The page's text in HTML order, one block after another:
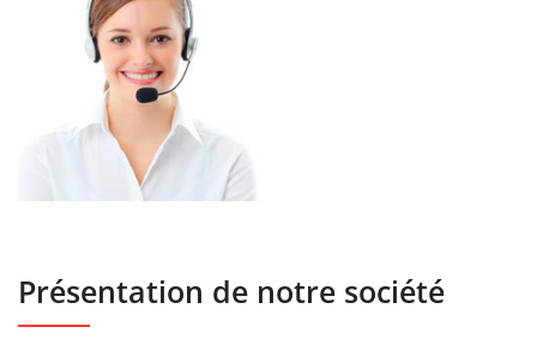
Présentation de notre société